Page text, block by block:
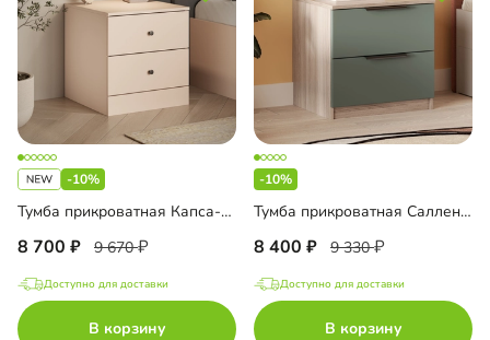
-10%
Тумба прикроватная Капса-2.2
8 700 9 670
Доступно для доставки
В корзину
-10%
Тумба прикроватная Салленс Премиум
8 400 9 330
Доступно для доставки
В корзину